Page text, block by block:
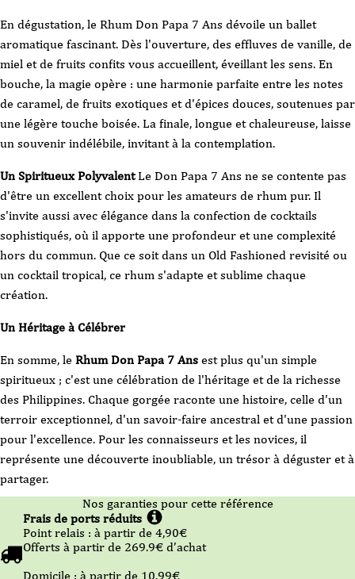
En dégustation, le Rhum Don Papa 7 Ans dévoile un ballet
aromatique fascinant. Dès l'ouverture, des effluves de vanille, de
miel et de fruits confits vous accueillent, éveillant les sens. En
bouche, la magie opère : une harmonie parfaite entre les notes
de caramel, de fruits exotiques et d'épices douces, soutenues par
une légère touche boisée. La finale, longue et chaleureuse, laisse
un souvenir indélébile, invitant à la contemplation.
Un Spiritueux PolyvalentLe Don Papa 7 Ans ne se contente pas
d'être un excellent choix pour les amateurs de rhum pur. Il
s'invite aussi avec élégance dans la confection de cocktails
sophistiqués, où il apporte une profondeur et une complexité
hors du commun. Que ce soit dans un Old Fashioned revisité ou
un cocktail tropical, ce rhum s'adapte et sublime chaque
création.
Un Héritage à Célébrer
En somme, le Rhum Don Papa 7 Ans est plus qu'un simple
spiritueux ; c'est une célébration de l'héritage et de la richesse
des Philippines. Chaque gorgée raconte une histoire, celle d'un
terroir exceptionnel, d'un savoir-faire ancestral et d'une passion
pour l'excellence. Pour les connaisseurs et les novices, il
représente une découverte inoubliable, un trésor à déguster et à
partager.
Nos garanties pour cette référence
Frais de ports réduits
Point relais : à partir de 4,90€
Offerts à partir de 269.9€ d’achat
Domicile : à partir de 10.99€